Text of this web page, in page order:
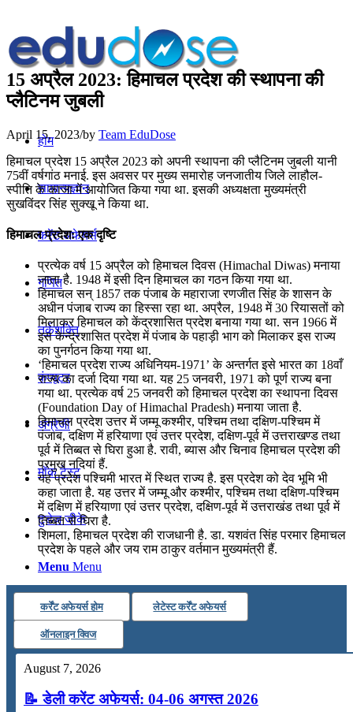
होम
सामान्यज्ञान
करेंट अफेयर्स
गणित
तर्कशक्ति
कंप्यूटर
अंग्रेजी
मॉक टेस्ट
टुडेज जीके
Menu Menu
15 अप्रैल 2023: हिमाचल प्रदेश की स्‍थापना की
प्लैटिनम जुबली
April 15, 2023/by Team EduDose
हिमाचल प्रदेश 15 अप्रैल 2023 को अपनी स्‍थापना की प्लैटिनम जुबली यानी
75वीं वर्षगांठ मनाई. इस अवसर पर मुख्य समारोह जनजातीय जिले लाहौल-
स्‍पीति के काजा में आयोजित किया गया था. इसकी अध्‍यक्षता मुख्‍यमंत्री
सुखविंदर सिंह सुक्‍खू ने किया था.
हिमाचल प्रदेश: एक दृष्टि
प्रत्येक वर्ष 15 अप्रैल को हिमाचल दिवस (Himachal Diwas) मनाया
जाता है. 1948 में इसी दिन हिमाचल का गठन किया गया था.
हिमाचल सन् 1857 तक पंजाब के महाराजा रणजीत सिंह के शासन के
अधीन पंजाब राज्य का हिस्सा रहा था. अप्रैल, 1948 में 30 रियासतों को
मिलाकर हिमाचल को केंद्रशासित प्रदेश बनाया गया था. सन 1966 में
इस केन्द्रशासित प्रदेश में पंजाब के पहाड़ी भाग को मिलाकर इस राज्य
का पुनर्गठन किया गया था.
‘हिमाचल प्रदेश राज्य अधिनियम-1971’ के अन्तर्गत इसे भारत का 18वाँ
राज्य का दर्जा दिया गया था. यह 25 जनवरी, 1971 को पूर्ण राज्य बना
गया था. प्रत्येक वर्ष 25 जनवरी को हिमाचल प्रदेश का स्थापना दिवस
(Foundation Day of Himachal Pradesh) मनाया जाता है.
हिमाचल प्रदेश उत्तर में जम्मू कश्मीर, पश्चिम तथा दक्षिण-पश्चिम में
पंजाब, दक्षिण में हरियाणा एवं उत्तर प्रदेश, दक्षिण-पूर्व में उत्तराखण्ड तथा
पूर्व में तिब्बत से घिरा हुआ है. रावी, ब्यास और चिनाव हिमाचल प्रदेश की
प्रमुख नदियां हैं.
यह प्रदेश पश्चिमी भारत में स्थित राज्य है. इस प्रदेश को देव भूमि भी
कहा जाता है. यह उत्तर में जम्मू और कश्मीर, पश्चिम तथा दक्षिण-पश्चिम
में दक्षिण में हरियाणा एवं उत्तर प्रदेश, दक्षिण-पूर्व में उत्तराखंड तथा पूर्व में
तिब्बत से घिरा है.
शिमला, हिमाचल प्रदेश की राजधानी है. डा. यशवंत सिंह परमार हिमाचल
प्रदेश के पहले और जय राम ठाकुर वर्तमान मुख्यमंत्री हैं.
कर्रेंट अफेयर्स होम लेटेस्ट कर्रेंट अफेयर्स
ऑनलाइन क्विज
August 7, 2026
📝 डेली करेंट अफेयर्स: 04-06 अगस्त 2026